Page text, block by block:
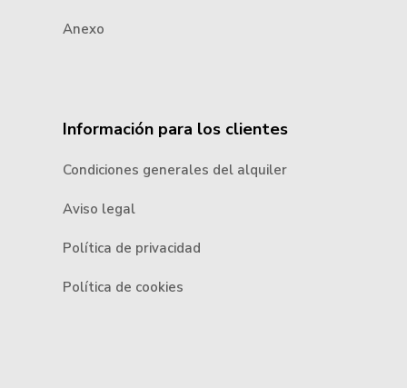
Anexo
Información para los clientes
Condiciones generales del alquiler
Aviso legal
Política de privacidad
Política de cookies